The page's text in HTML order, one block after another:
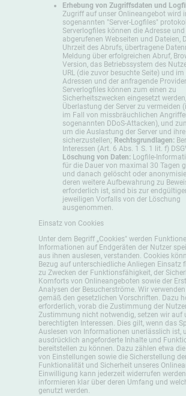
Erhebung von Zugriffsdaten und
Zugriff auf unser Onlineangebot wird
sogenannten "Server-Logfiles"
Serverlogfiles können die Adresse
abgerufenen Webseiten und Dateien,
Uhrzeit des Abrufs, übertragene
Meldung über erfolgreichen Abruf,
Version, das Betriebssystem des
URL (die zuvor besuchte Seite) und im
Adressen und der anfragende
Serverlogfiles können zum einen zu
Sicherheitszwecken eingesetzt
Überlastung der Server zu vermeiden
im Fall von missbräuchlichen
sogenannten DDoS-Attacken), und
um die Auslastung der Server und
sicherzustellen; Rechtsgrundlagen:
Interessen (Art. 6 Abs. 1 S. 1 lit. f)
Löschung von Daten: Logfile-
für die Dauer von maximal 30 Tagen
und danach gelöscht oder
deren weitere Aufbewahrung zu
erforderlich ist, sind bis zur
jeweiligen Vorfalls von der Löschung
ausgenommen.
Einsatz von Cookies
Unter dem Begriff „Cookies" werden
Informationen auf Endgeräten der Nutzer
aus ihnen auslesen, verstanden. Cookies
Bezug auf unterschiedliche Anliegen Einsatz
zu Zwecken der Funktionsfähigkeit, der
Komforts von Onlineangeboten sowie der
Analysen der Besucherströme. Wir
gemäß den gesetzlichen Vorschriften. Dazu
erforderlich, vorab die Zustimmung der
Zustimmung nicht notwendig, setzen wir auf
berechtigten Interessen. Dies gilt, wenn das
Auslesen von Informationen unerlässlich ist,
ausdrücklich angeforderte Inhalte und
bereitstellen zu können. Dazu zählen etwa
von Einstellungen sowie die Sicherstellung
Funktionalität und Sicherheit unseres
Einwilligung kann jederzeit widerrufen
informieren klar über deren Umfang und
genutzt werden.